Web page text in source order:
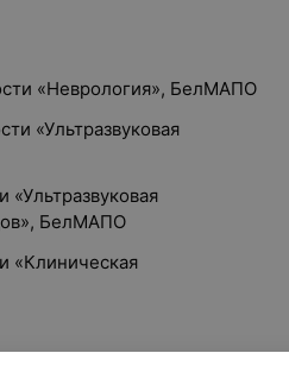
«Неврология», БелМАПО
«Ультразвуковая
БелМАПО
«Клиническая